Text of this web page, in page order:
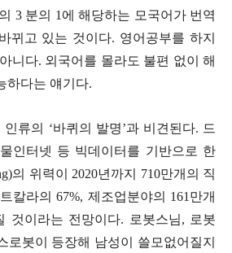
3 분의 1 에 해당하는 모국어가 번역
뀌고 있는 것이다. 영어공부를 하지
니다. 외국어를 몰라도 불편 없이 해
하다는 얘기다.
인류의 ‘바퀴의 발명’과 비견된다. 드
인터넷 등 빅데이터를 기반으로 한
의 위력이 2020년까지 710만개의 직
칼라의67%, 제조업분야의 161 만개
것이라는 전망이다. 로봇스님, 로봇
로봇이 등장해 남성이 쓸모없어질지